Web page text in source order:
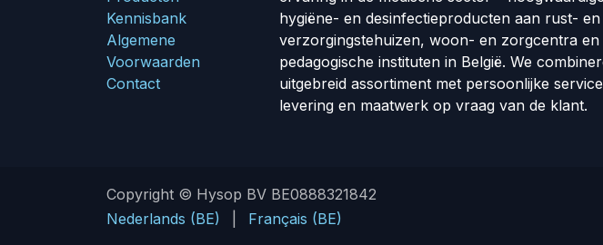
Kennisbank
Algemene
Voorwaarden
Contact
hygiëne- en desinfectieproducten aan rust- en
verzorgingstehuizen, woon- en zorgcentra en
pedagogische instituten in België. We
uitgebreid assortiment met persoonlijke
levering en maatwerk op vraag van de klant.
Copyright © Hysop BV BE0888321842
Nederlands (BE)
Français (BE)